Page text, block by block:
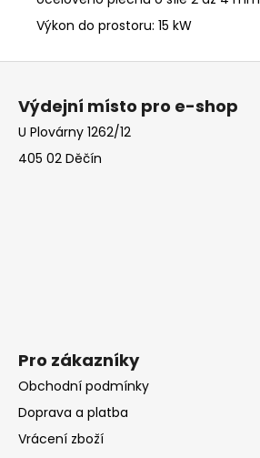
Výkon do prostoru: 15 kW
Z
Výdejní místo pro e-shop
U Plovárny 1262/12
405 02 Děčín
Pro zákazníky
Obchodní podmínky
Doprava a platba
Vrácení zboží